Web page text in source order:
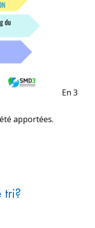
En 3
apportées.
tri?